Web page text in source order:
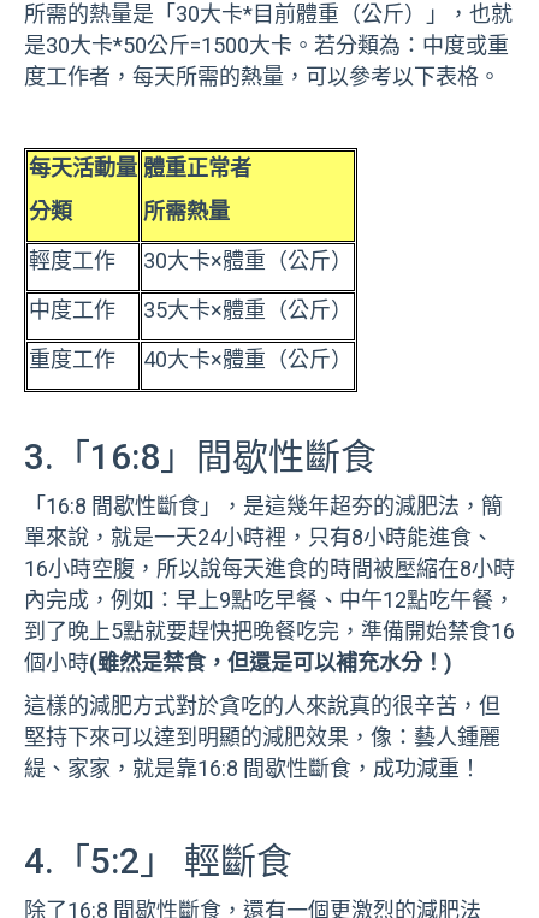
所需的熱量是「30大卡*目前體重（公斤）」，也就
是30大卡*50公斤=1500大卡。若分類為：中度或重
度工作者，每天所需的熱量，可以參考以下表格。
每天活動量
分類
體重正常者
所需熱量
輕度工作
30大卡×體重（公斤）
中度工作
35大卡×體重（公斤）
重度工作
40大卡×體重（公斤）
3.「16:8」間歇性斷食
「16:8 間歇性斷食」，是這幾年超夯的減肥法，簡
單來說，就是一天24小時裡，只有8小時能進食、
16小時空腹，所以說每天進食的時間被壓縮在8小時
內完成，例如：早上9點吃早餐、中午12點吃午餐，
到了晚上5點就要趕快把晚餐吃完，準備開始禁食16
個小時(雖然是禁食，但還是可以補充水分！)
這樣的減肥方式對於貪吃的人來說真的很辛苦，但
堅持下來可以達到明顯的減肥效果，像：藝人鍾麗
緹、家家，就是靠16:8 間歇性斷食，成功減重！
4.「5:2」 輕斷食
除了16:8 間歇性斷食，還有一個更激烈的減肥法